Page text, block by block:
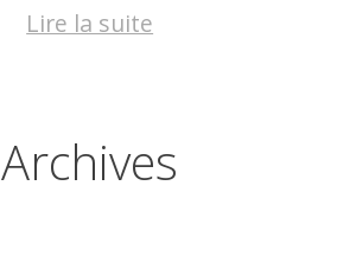
Lire la suite
Archives